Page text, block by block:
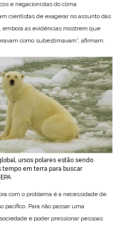
e negacionistas do clima
cientistas de exagerar no assunto das
embora as evidências mostrem que
como subestimavam”, afirmam.
ursos polares estão sendo
tempo em terra para buscar
com o problema é a necessidade de
pacífico. Para não passar uma
e poder pressionar pessoas